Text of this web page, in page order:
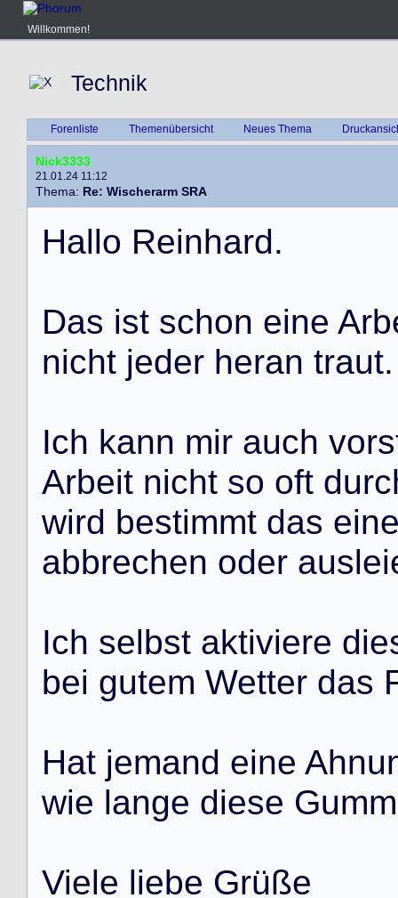
Willkommen!
Technik
Forenliste Themenübersicht Neues Thema
Nick3333
21.01.24 11:12
Thema: Re: Wischerarm SRA
Hallo Reinhard.
Das ist schon eine Arb
nicht jeder heran traut.
Ich kann mir auch vors
Arbeit nicht so oft durc
wird bestimmt das ein
abbrechen oder auslei
Ich selbst aktiviere die
bei gutem Wetter das
Hat jemand eine Ahnu
wie lange diese Gumm
Viele liebe Grüße